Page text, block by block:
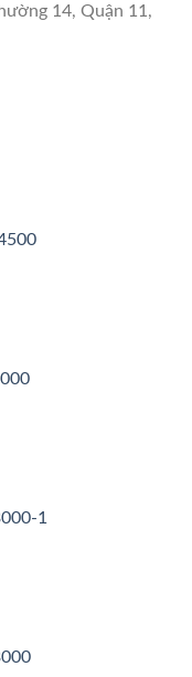
14, Quận 11,
1